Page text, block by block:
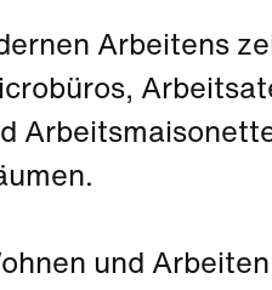
Arbeitens
und